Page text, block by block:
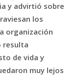
y advirtió sobre
los
organización
resulta
de vida y
muy lejos